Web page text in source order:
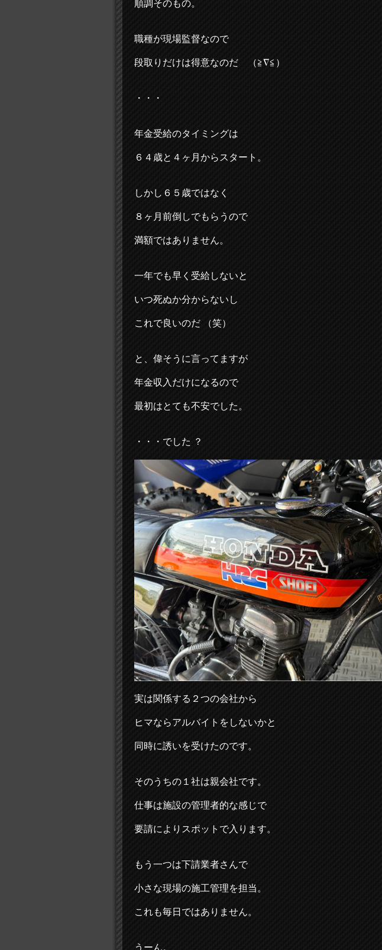
順調そのもの。
職種が現場監督なので
段取りだけは得意なのだ （≧∇≦）
・・・
年金受給のタイミングは
６４歳と４ヶ月からスタート。
しかし６５歳ではなく
８ヶ月前倒しでもらうので
満額ではありません。
一年でも早く受給しないと
いつ死ぬか分からないし
これで良いのだ （笑）
と、偉そうに言ってますが
年金収入だけになるので
最初はとても不安でした。
・・・でした ？
実は関係する２つの会社から
ヒマならアルバイトをしないかと
同時に誘いを受けたのです。
そのうちの１社は親会社です。
仕事は施設の管理者的な感じで
要請によりスポットで入ります。
もう一つは下請業者さんで
小さな現場の施工管理を担当。
これも毎日ではありません。
うーん。